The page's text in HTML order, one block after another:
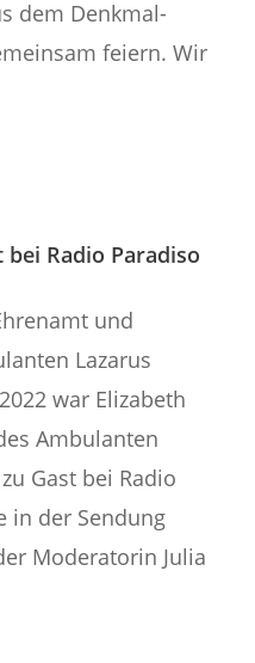
dem Denkmal-
feiern. Wir
Radio Paradiso
und
Lazarus
war Elizabeth
Ambulanten
Gast bei Radio
in der Sendung
Moderatorin Julia